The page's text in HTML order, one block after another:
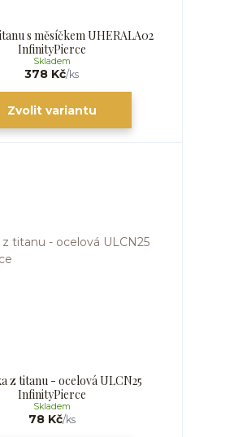
s měsíčkem UHERALA02
InfinityPierce
378 Kč/ks
Skladem
Zvolit variantu
z titanu - ocelová ULCN25
InfinityPierce
78 Kč/ks
Skladem